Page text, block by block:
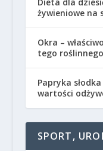
żywieniowe na
Okra –
tego
Papryka
wartości
SPORT,